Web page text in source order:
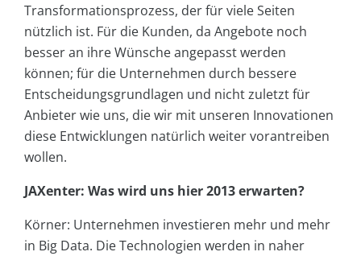
Transformationsprozess, der für viele Seiten
nützlich ist. Für die Kunden, da Angebote noch
besser an ihre Wünsche angepasst werden
können; für die Unternehmen durch bessere
Entscheidungsgrundlagen und nicht zuletzt für
Anbieter wie uns, die wir mit unseren Innovationen
diese Entwicklungen natürlich weiter vorantreiben
wollen.
JAXenter: Was wird uns hier 2013 erwarten?
Körner: Unternehmen investieren mehr und mehr
in Big Data. Die Technologien werden in naher